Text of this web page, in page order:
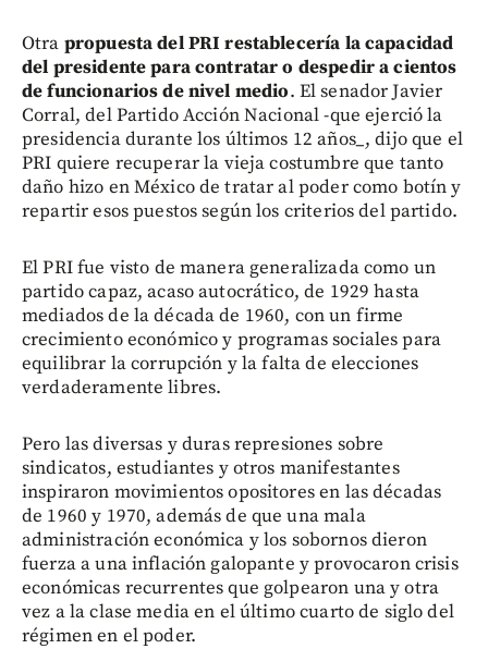
Otra propuesta del PRI restablecería la capacidad
del presidente para contratar o despedir a cientos
de funcionarios de nivel medio. El senador Javier
Corral, del Partido Acción Nacional -que ejerció la
presidencia durante los últimos 12 años_, dijo que el
PRI quiere recuperar la vieja costumbre que tanto
daño hizo en México de tratar al poder como botín y
repartir esos puestos según los criterios del partido.
El PRI fue visto de manera generalizada como un
partido capaz, acaso autocrático, de 1929 hasta
mediados de la década de 1960, con un firme
crecimiento económico y programas sociales para
equilibrar la corrupción y la falta de elecciones
verdaderamente libres.
Pero las diversas y duras represiones sobre
sindicatos, estudiantes y otros manifestantes
inspiraron movimientos opositores en las décadas
de 1960 y 1970, además de que una mala
administración económica y los sobornos dieron
fuerza a una inflación galopante y provocaron crisis
económicas recurrentes que golpearon una y otra
vez a la clase media en el último cuarto de siglo del
régimen en el poder.